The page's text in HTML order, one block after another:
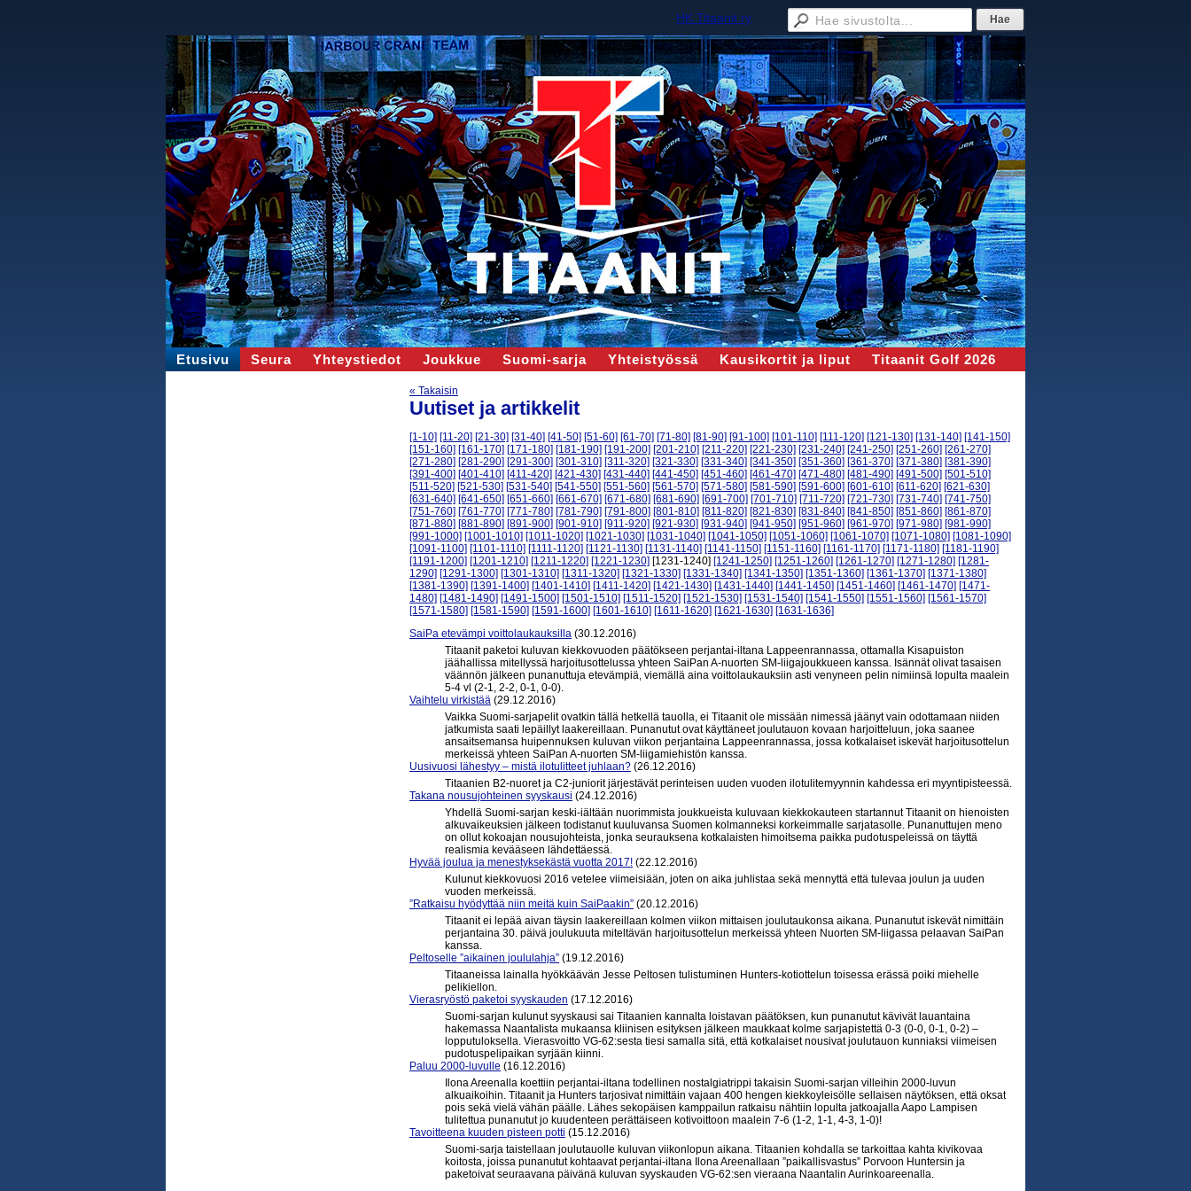
HK Titaanit ry
Etusivu Seura Yhteystiedot Joukkue Suomi-sarja Yhteistyössä Kausikortit ja liput Titaanit Golf 2026
« Takaisin
Uutiset ja artikkelit
[1-10] [11-20] [21-30] [31-40] [41-50] [51-60] [61-70] [71-80] [81-90] [91-100] [101-110] [111-120] [121-130] [131-140] [141-150]
[151-160] [161-170] [171-180] [181-190] [191-200] [201-210] [211-220] [221-230] [231-240] [241-250] [251-260] [261-270]
[271-280] [281-290] [291-300] [301-310] [311-320] [321-330] [331-340] [341-350] [351-360] [361-370] [371-380] [381-390]
[391-400] [401-410] [411-420] [421-430] [431-440] [441-450] [451-460] [461-470] [471-480] [481-490] [491-500] [501-510]
[511-520] [521-530] [531-540] [541-550] [551-560] [561-570] [571-580] [581-590] [591-600] [601-610] [611-620] [621-630]
[631-640] [641-650] [651-660] [661-670] [671-680] [681-690] [691-700] [701-710] [711-720] [721-730] [731-740] [741-750]
[751-760] [761-770] [771-780] [781-790] [791-800] [801-810] [811-820] [821-830] [831-840] [841-850] [851-860] [861-870]
[871-880] [881-890] [891-900] [901-910] [911-920] [921-930] [931-940] [941-950] [951-960] [961-970] [971-980] [981-990]
[991-1000] [1001-1010] [1011-1020] [1021-1030] [1031-1040] [1041-1050] [1051-1060] [1061-1070] [1071-1080] [1081-1090]
[1091-1100] [1101-1110] [1111-1120] [1121-1130] [1131-1140] [1141-1150] [1151-1160] [1161-1170] [1171-1180] [1181-1190]
[1191-1200] [1201-1210] [1211-1220] [1221-1230] [1231-1240] [1241-1250] [1251-1260] [1261-1270] [1271-1280] [1281-
1290] [1291-1300] [1301-1310] [1311-1320] [1321-1330] [1331-1340] [1341-1350] [1351-1360] [1361-1370] [1371-1380]
[1381-1390] [1391-1400] [1401-1410] [1411-1420] [1421-1430] [1431-1440] [1441-1450] [1451-1460] [1461-1470] [1471-
1480] [1481-1490] [1491-1500] [1501-1510] [1511-1520] [1521-1530] [1531-1540] [1541-1550] [1551-1560] [1561-1570]
[1571-1580] [1581-1590] [1591-1600] [1601-1610] [1611-1620] [1621-1630] [1631-1636]
SaiPa etevämpi voittolaukauksilla (30.12.2016)
Titaanit paketoi kuluvan kiekkovuoden päätökseen perjantai-iltana Lappeenrannassa, ottamalla Kisapuiston
jäähallissa mitellyssä harjoitusottelussa yhteen SaiPan A-nuorten SM-liigajoukkueen kanssa. Isännät olivat tasaisen
väännön jälkeen punanuttuja etevämpiä, viemällä aina voittolaukauksiin asti venyneen pelin nimiinsä lopulta maalein
5-4 vl (2-1, 2-2, 0-1, 0-0).
Vaihtelu virkistää (29.12.2016)
Vaikka Suomi-sarjapelit ovatkin tällä hetkellä tauolla, ei Titaanit ole missään nimessä jäänyt vain odottamaan niiden
jatkumista saati lepäillyt laakereillaan. Punanutut ovat käyttäneet joulutauon kovaan harjoitteluun, joka saanee
ansaitsemansa huipennuksen kuluvan viikon perjantaina Lappeenrannassa, jossa kotkalaiset iskevät harjoitusottelun
merkeissä yhteen SaiPan A-nuorten SM-liigamiehistön kanssa.
Uusivuosi lähestyy – mistä ilotulitteet juhlaan? (26.12.2016)
Titaanien B2-nuoret ja C2-juniorit järjestävät perinteisen uuden vuoden ilotulitemyynnin kahdessa eri myyntipisteessä.
Takana nousujohteinen syyskausi (24.12.2016)
Yhdellä Suomi-sarjan keski-iältään nuorimmista joukkueista kuluvaan kiekkokauteen startannut Titaanit on hienoisten
alkuvaikeuksien jälkeen todistanut kuuluvansa Suomen kolmanneksi korkeimmalle sarjatasolle. Punanuttujen meno
on ollut kokoajan nousujohteista, jonka seurauksena kotkalaisten himoitsema paikka pudotuspeleissä on täyttä
realismia kevääseen lähdettäessä.
Hyvää joulua ja menestyksekästä vuotta 2017! (22.12.2016)
Kulunut kiekkovuosi 2016 vetelee viimeisiään, joten on aika juhlistaa sekä mennyttä että tulevaa joulun ja uuden
vuoden merkeissä.
”Ratkaisu hyödyttää niin meitä kuin SaiPaakin” (20.12.2016)
Titaanit ei lepää aivan täysin laakereillaan kolmen viikon mittaisen joulutaukonsa aikana. Punanutut iskevät nimittäin
perjantaina 30. päivä joulukuuta miteltävän harjoitusottelun merkeissä yhteen Nuorten SM-liigassa pelaavan SaiPan
kanssa.
Peltoselle ”aikainen joululahja” (19.12.2016)
Titaaneissa lainalla hyökkäävän Jesse Peltosen tulistuminen Hunters-kotiottelun toisessa erässä poiki miehelle
pelikiellon.
Vierasryöstö paketoi syyskauden (17.12.2016)
Suomi-sarjan kulunut syyskausi sai Titaanien kannalta loistavan päätöksen, kun punanutut kävivät lauantaina
hakemassa Naantalista mukaansa kliinisen esityksen jälkeen maukkaat kolme sarjapistettä 0-3 (0-0, 0-1, 0-2) –
lopputuloksella. Vierasvoitto VG-62:sesta tiesi samalla sitä, että kotkalaiset nousivat joulutauon kunniaksi viimeisen
pudotuspelipaikan syrjään kiinni.
Paluu 2000-luvulle (16.12.2016)
Ilona Areenalla koettiin perjantai-iltana todellinen nostalgiatrippi takaisin Suomi-sarjan villeihin 2000-luvun
alkuaikoihin. Titaanit ja Hunters tarjosivat nimittäin vajaan 400 hengen kiekkoyleisölle sellaisen näytöksen, että oksat
pois sekä vielä vähän päälle. Lähes sekopäisen kamppailun ratkaisu nähtiin lopulta jatkoajalla Aapo Lampisen
tulitettua punanutut jo kuudenteen perättäiseen kotivoittoon maalein 7-6 (1-2, 1-1, 4-3, 1-0)!
Tavoitteena kuuden pisteen potti (15.12.2016)
Suomi-sarja taistellaan joulutauolle kuluvan viikonlopun aikana. Titaanien kohdalla se tarkoittaa kahta kivikovaa
koitosta, joissa punanutut kohtaavat perjantai-iltana Ilona Areenallaan ”paikallisvastus” Porvoon Huntersin ja
paketoivat seuraavana päivänä kuluvan syyskauden VG-62:sen vieraana Naantalin Aurinkoareenalla.